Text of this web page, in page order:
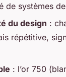
de systèmes
du design :
répétitive,
: l’or 750